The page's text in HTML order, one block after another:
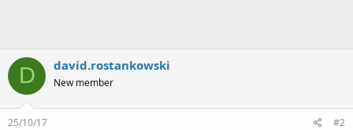
D david.rostankowski
New member
25/10/17 #2